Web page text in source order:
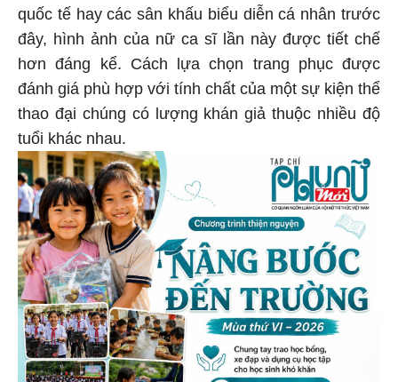
quốc tế hay các sân khấu biểu diễn cá nhân trước
đây, hình ảnh của nữ ca sĩ lần này được tiết chế
hơn đáng kể. Cách lựa chọn trang phục được
đánh giá phù hợp với tính chất của một sự kiện thể
thao đại chúng có lượng khán giả thuộc nhiều độ
tuổi khác nhau.